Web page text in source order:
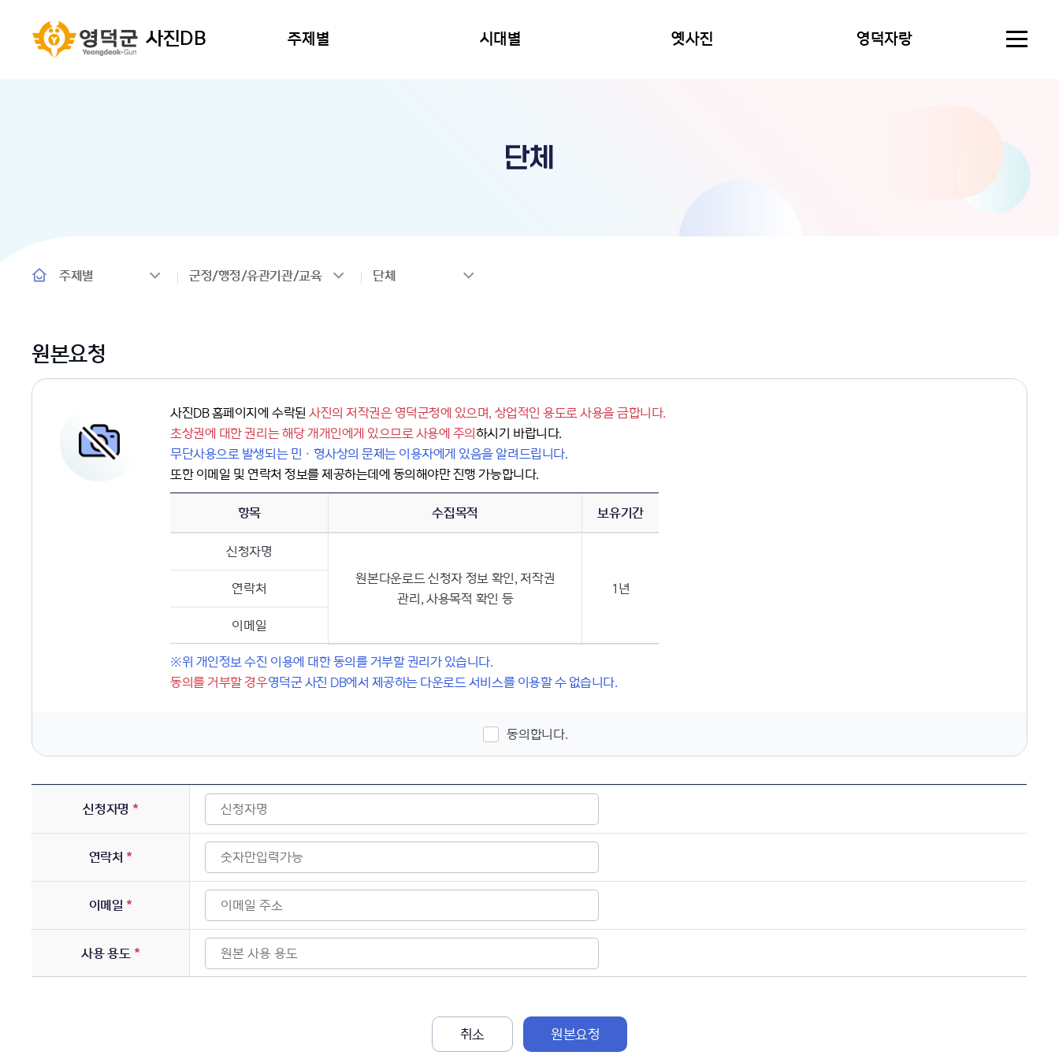
사진DB 주제별 시대별 옛사진 영덕자랑
단체
주제별 군정/행정/유관기관/교육 단체
원본요청
사진DB 홈페이지에 수락된사진의 저작권은 영덕군청에 있으며, 상업적인 용도로 사용을 금합니다.
초상권에 대한 권리는 해당 개개인에게 있으므로 사용에 주의 하시기 바랍니다.
무단사용으로 발생되는 민ㆍ형사상의 문제는 이용자에게 있음을 알려드립니다.
또한 이메일 및 연락처 정보를 제공하는데에 동의해야만 진행 가능합니다.
항목 수집목적 보유기간
신청자명
원본다운로드 신청자 정보 확인, 저작권
관리, 사용목적 확인 등
1년
연락처
이메일
※위 개인정보 수진 이용에 대한 동의를 거부할 권리가 있습니다.
동의를 거부할 경우영덕군 사진 DB에서 제공하는 다운로드 서비스를 이용할 수 없습니다.
동의합니다.
신청자명 *
연락처 *
이메일 *
사용 용도 *
취소 원본요청